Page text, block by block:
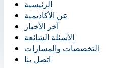
الرئيسية
عن الأكاديمية
آخر الأخبار
الأسئلة الشائعة
التخصصات والمسارات
اتصل بنا